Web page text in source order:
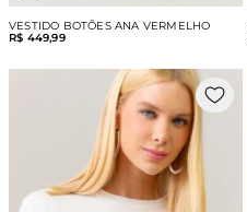
VESTIDO BOTÕES ANA VERMELHO
R$ 449,99